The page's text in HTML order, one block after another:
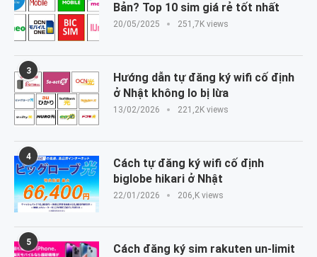
Bản? Top 10 sim giá rẻ tốt nhất
20/05/2025 251,7K views
3
Hướng dẫn tự đăng ký wifi cố định
ở Nhật không lo bị lừa
13/02/2026 221,2K views
4
Cách tự đăng ký wifi cố định
biglobe hikari ở Nhật
22/01/2026 206,K views
5
Cách đăng ký sim rakuten un-limit